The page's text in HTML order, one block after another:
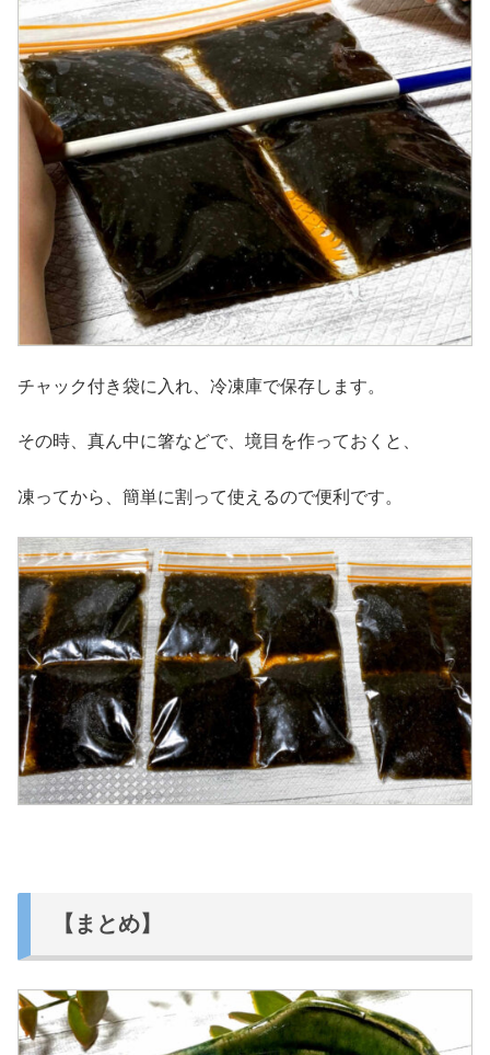
チャック付き袋に入れ、冷凍庫で保存します。
その時、真ん中に箸などで、境目を作っておくと、
凍ってから、簡単に割って使えるので便利です。
【まとめ】